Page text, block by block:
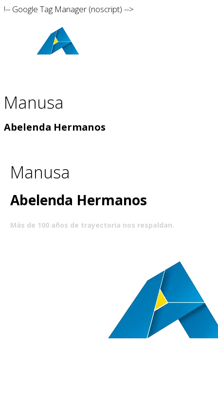
!-- Google Tag Manager (noscript) -->
Manusa
Abelenda Hermanos
Manusa
Abelenda Hermanos
Más de 100 años de trayectoria nos respaldan.